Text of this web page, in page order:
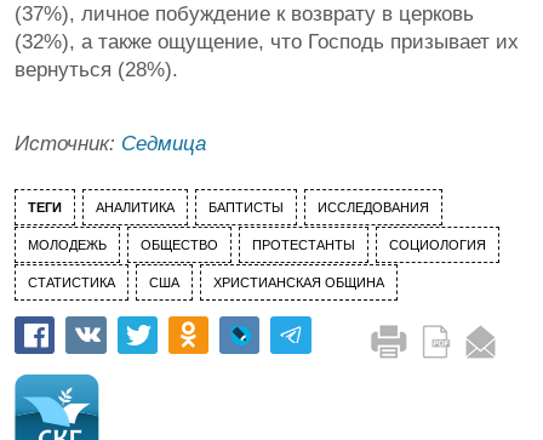
(37%), личное побуждение к возврату в церковь
(32%), а также ощущение, что Господь призывает их
вернуться (28%).
Источник: Седмица
ТЕГИ АНАЛИТИКА БАПТИСТЫ ИССЛЕДОВАНИЯ
МОЛОДЕЖЬ ОБЩЕСТВО ПРОТЕСТАНТЫ СОЦИОЛОГИЯ
СТАТИСТИКА США ХРИСТИАНСКАЯ ОБЩИНА